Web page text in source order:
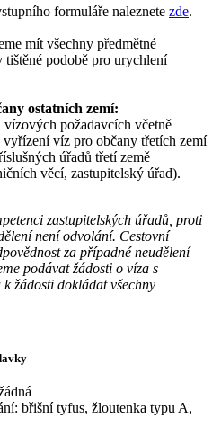
formuláře naleznete zde.
mít všechny předmětné
tištěné podobě pro urychlení
ostatních zemí:
vízových požadavcích včetně
víz pro občany třetích zemí
úřadů třetí země
věcí, zastupitelský úřad).
zastupitelských úřadů, proti
není odvolání. Cestovní
za případné neudělení
podávat žádosti o víza s
žádosti dokládat všechny
břišní tyfus, žloutenka typu A,